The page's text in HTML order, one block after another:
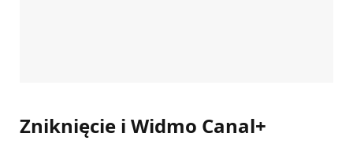
Zniknięcie i Widmo Canal+